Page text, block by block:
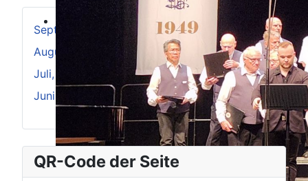
September, 2025
August, 2025
Juli, 2025
Juni, 2025
QR-Code der Seite